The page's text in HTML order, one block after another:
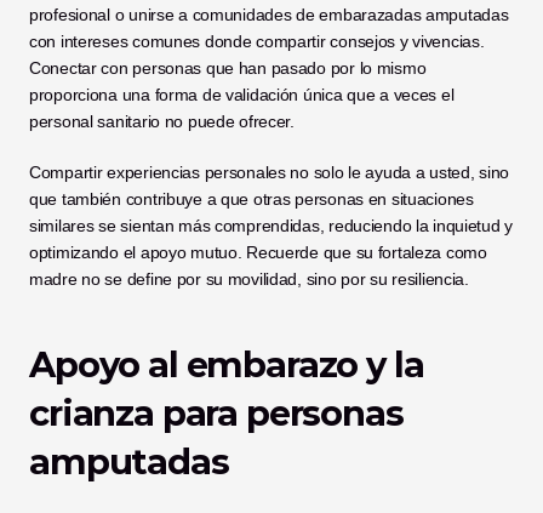
profesional o unirse a comunidades de embarazadas amputadas
con intereses comunes donde compartir consejos y vivencias.
Conectar con personas que han pasado por lo mismo
proporciona una forma de validación única que a veces el
personal sanitario no puede ofrecer.
Compartir experiencias personales no solo le ayuda a usted, sino
que también contribuye a que otras personas en situaciones
similares se sientan más comprendidas, reduciendo la inquietud y
optimizando el apoyo mutuo. Recuerde que su fortaleza como
madre no se define por su movilidad, sino por su resiliencia.
Apoyo al embarazo y la
crianza para personas
amputadas